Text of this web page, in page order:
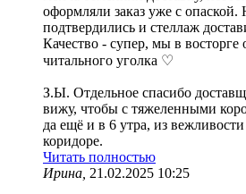
оформляли заказ уже с опаской.
подтвердились и стеллаж
Качество - супер, мы в восторге
читального уголка ♡
З.Ы. Отдельное спасибо
вижу, чтобы с тяжеленными
да ещё и в 6 утра, из
коридоре.
Читать полностью
Ирина, 21.02.2025 10:25